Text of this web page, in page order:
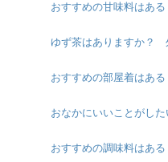
おすすめの甘味料はあ
ゆず茶はありますか？
おすすめの部屋着はあ
おなかにいいことがし
おすすめの調味料はあ